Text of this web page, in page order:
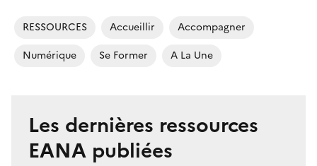
RESSOURCES Accueillir
Accompagner
Numérique
Se Former A La Une
Les dernières ressources
EANA publiées